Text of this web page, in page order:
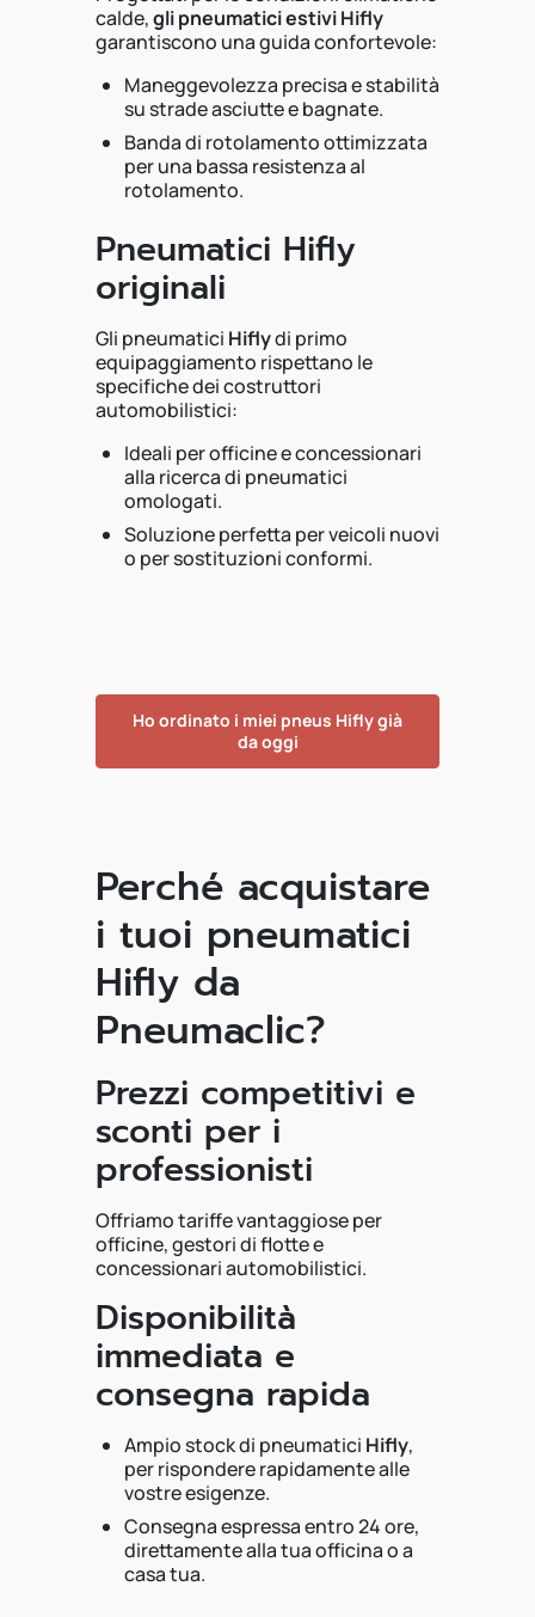
calde,gli pneumatici estivi Hifly
garantiscono una guida confortevole:
Maneggevolezza precisa e stabilità
su strade asciutte e bagnate.
Banda di rotolamento ottimizzata
per una bassa resistenza al
rotolamento.
Pneumatici Hifly
originali
Gli pneumatici Hiflydi primo
equipaggiamento rispettano le
specifiche dei costruttori
automobilistici:
Ideali per officine e concessionari
alla ricerca di pneumatici
omologati.
Soluzione perfetta per veicoli nuovi
o per sostituzioni conformi.
Ho ordinato i miei pneus Hifly già
da oggi
Perché acquistare
i tuoi pneumatici
Hifly da
Pneumaclic?
Prezzi competitivi e
sconti per i
professionisti
Offriamo tariffe vantaggiose per
officine, gestori di flotte e
concessionari automobilistici.
Disponibilità
immediata e
consegna rapida
Ampio stock di pneumatici Hifly,
per rispondere rapidamente alle
vostre esigenze.
Consegna espressa entro 24 ore,
direttamente alla tua officina o a
casa tua.